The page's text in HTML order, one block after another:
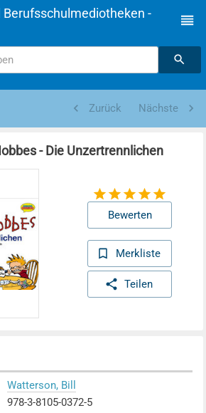
-
Zurück Nächste
- Die Unzertrennlichen
Bewerten
Merkliste
Teilen
Watterson, Bill
978-3-8105-0372-5